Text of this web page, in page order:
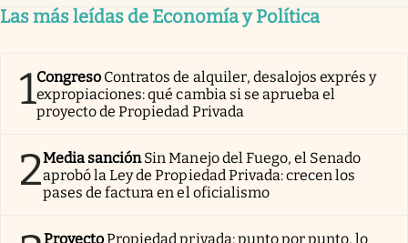
Las más leídas de Economía y Política
1Congreso Contratos de alquiler, desalojos exprés y
expropiaciones: qué cambia si se aprueba el
proyecto de Propiedad Privada
2Media sanciónSin Manejo del Fuego, el Senado
aprobó la Ley de Propiedad Privada: crecen los
pases de factura en el oficialismo
ProyectoPropiedad privada: punto por punto, lo